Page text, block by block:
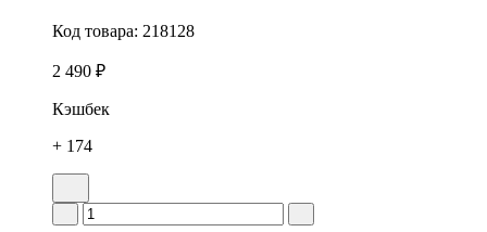
Код товара: 218128
2 490 ₽
Кэшбек
+ 174